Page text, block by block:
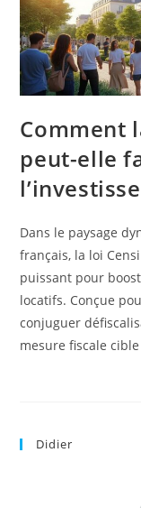
Comment
peut-elle
Dans le paysage
français, la loi
puissant pour
locatifs. Conçue
conjuguer
mesure fiscale
Didier